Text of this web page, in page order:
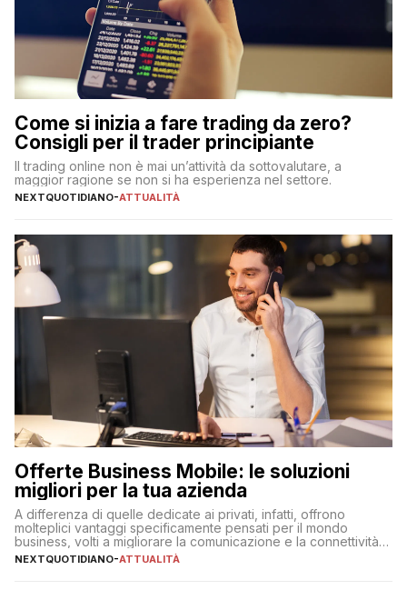
Come si inizia a fare trading da zero?
Consigli per il trader principiante
Il trading online non è mai un’attività da sottovalutare, a
maggior ragione se non si ha esperienza nel settore.
NEXTQUOTIDIANO-ATTUALITÀ
Offerte Business Mobile: le soluzioni
migliori per la tua azienda
A differenza di quelle dedicate ai privati, infatti, offrono
molteplici vantaggi specificamente pensati per il mondo
business, volti a migliorare la comunicazione e la connettività
degli utenti
NEXTQUOTIDIANO-ATTUALITÀ